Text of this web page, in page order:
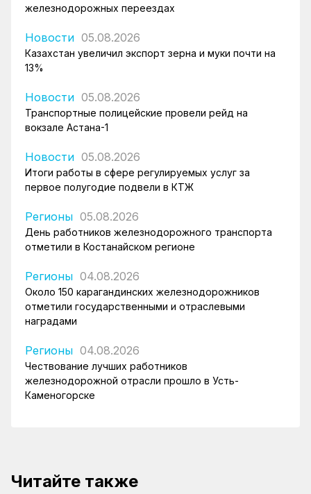
железнодорожных переездах
Новости 05.08.2026
Казахстан увеличил экспорт зерна и муки почти на
13%
Новости 05.08.2026
Транспортные полицейские провели рейд на
вокзале Астана-1
Новости 05.08.2026
Итоги работы в сфере регулируемых услуг за
первое полугодие подвели в КТЖ
Регионы 05.08.2026
День работников железнодорожного транспорта
отметили в Костанайском регионе
Регионы 04.08.2026
Около 150 карагандинских железнодорожников
отметили государственными и отраслевыми
наградами
Регионы 04.08.2026
Чествование лучших работников
железнодорожной отрасли прошло в Усть-
Каменогорске
Читайте также